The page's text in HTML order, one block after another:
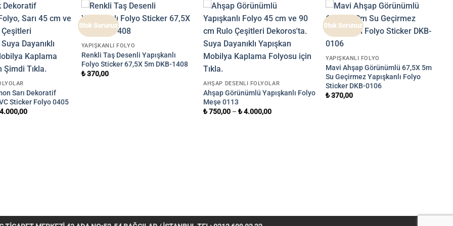
Sarı Dekoratif
Sticker Folyo 0405
Stok Sorunuz
YAPIŞKANLI FOLYO
Renkli Taş Desenli Yapışkanlı
Folyo Sticker 67,5X 5m DKB-1408
₺370,00
AHŞAP DESENLI FOLYOLAR
Ahşap Görünümlü Yapışkanlı Folyo
Meşe 0113
₺750,00 –₺4.000,00
Stok Sorunuz
YAPIŞKANLI FOLYO
Mavi Ahşap Görünümlü 67,5X 5m
Su Geçirmez Yapışkanlı Folyo
Sticker DKB-0106
₺370,00